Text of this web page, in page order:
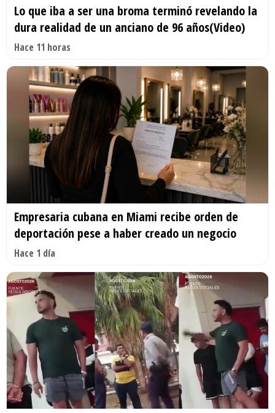
Lo que iba a ser una broma terminó revelando la
dura realidad de un anciano de 96 años(Video)
Hace 11 horas
Empresaria cubana en Miami recibe orden de
deportación pese a haber creado un negocio
Hace 1 día